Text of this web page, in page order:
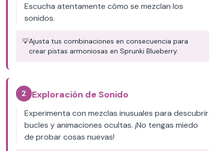
Escucha atentamente cómo se mezclan los
sonidos.
💡Ajusta tus combinaciones en consecuencia para
crear pistas armoniosas en Sprunki Blueberry.
2 Exploración de Sonido
Experimenta con mezclas inusuales para descubrir
bucles y animaciones ocultas. ¡No tengas miedo
de probar cosas nuevas!